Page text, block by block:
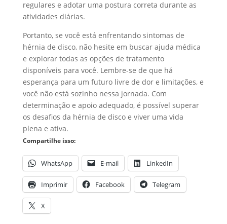
regulares e adotar uma postura correta durante as
atividades diárias.
Portanto, se você está enfrentando sintomas de
hérnia de disco, não hesite em buscar ajuda médica
e explorar todas as opções de tratamento
disponíveis para você. Lembre-se de que há
esperança para um futuro livre de dor e limitações, e
você não está sozinho nessa jornada. Com
determinação e apoio adequado, é possível superar
os desafios da hérnia de disco e viver uma vida
plena e ativa.
Compartilhe isso:
WhatsApp E-mail LinkedIn
Imprimir Facebook Telegram
X